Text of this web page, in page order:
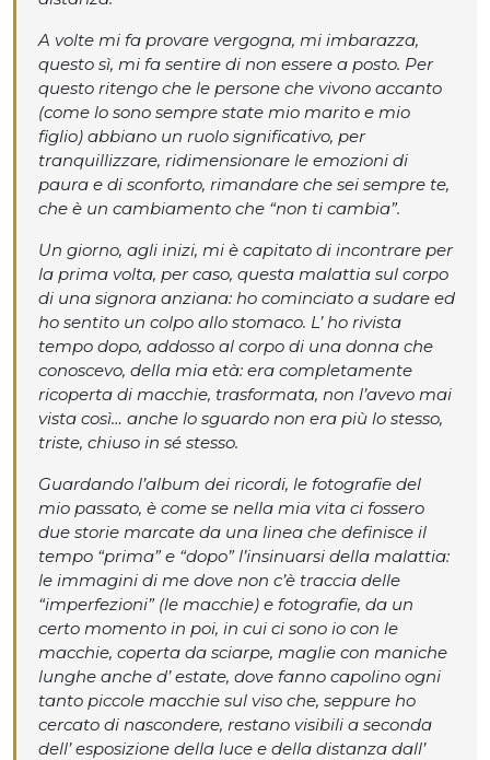
A volte mi fa provare vergogna, mi imbarazza,
questo sì, mi fa sentire di non essere a posto. Per
questo ritengo che le persone che vivono accanto
(come lo sono sempre state mio marito e mio
figlio) abbiano un ruolo significativo, per
tranquillizzare, ridimensionare le emozioni di
paura e di sconforto, rimandare che sei sempre te,
che è un cambiamento che “non ti cambia”.
Un giorno, agli inizi, mi è capitato di incontrare per
la prima volta, per caso, questa malattia sul corpo
di una signora anziana: ho cominciato a sudare ed
ho sentito un colpo allo stomaco. L’ ho rivista
tempo dopo, addosso al corpo di una donna che
conoscevo, della mia età: era completamente
ricoperta di macchie, trasformata, non l’avevo mai
vista così… anche lo sguardo non era più lo stesso,
triste, chiuso in sé stesso.
Guardando l’album dei ricordi, le fotografie del
mio passato, è come se nella mia vita ci fossero
due storie marcate da una linea che definisce il
tempo “prima” e “dopo” l’insinuarsi della malattia:
le immagini di me dove non c’è traccia delle
“imperfezioni” (le macchie) e fotografie, da un
certo momento in poi, in cui ci sono io con le
macchie, coperta da sciarpe, maglie con maniche
lunghe anche d’ estate, dove fanno capolino ogni
tanto piccole macchie sul viso che, seppure ho
cercato di nascondere, restano visibili a seconda
dell’ esposizione della luce e della distanza dall’